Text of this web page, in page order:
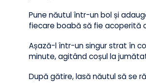
Scurge năutul din conservă
Pune năutul într-un bol și